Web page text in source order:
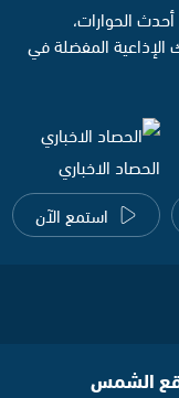
الحوارات،
الإذاعية المفضلة في
الحصاد الاخباري
استمع الآن
الشمس